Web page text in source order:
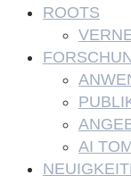
ROOTS
AI